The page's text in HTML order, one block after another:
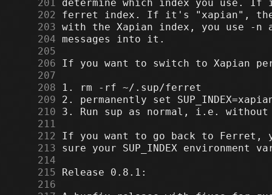
    201
    202
    203
    204
    205
    206
    207
    208
    209
    210
    211
    212
    213
    214
    215
    216